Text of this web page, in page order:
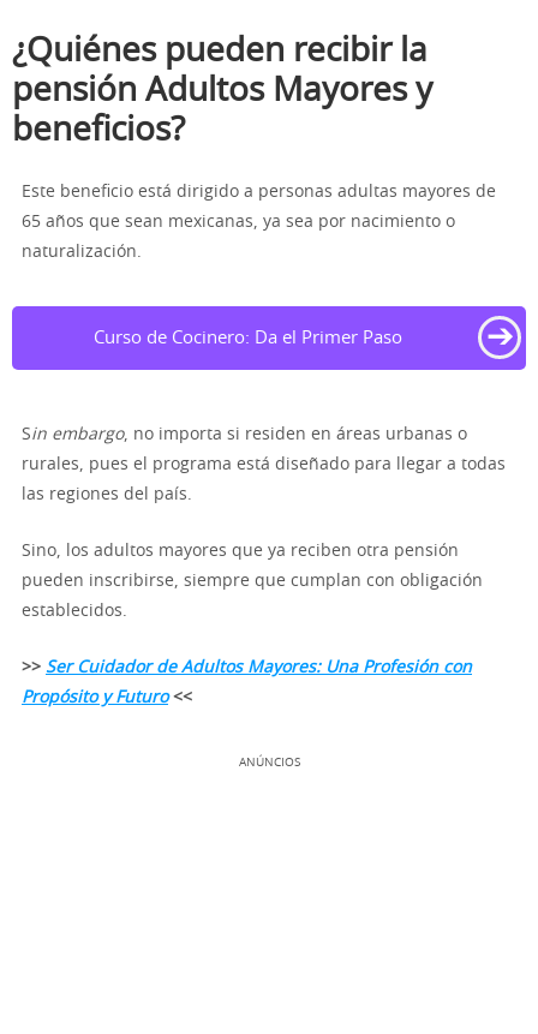
¿Quiénes pueden recibir la
pensión Adultos Mayores y
beneficios?
Este beneficio está dirigido a personas adultas mayores de
65 años que sean mexicanas, ya sea por nacimiento o
naturalización.
Curso de Cocinero: Da el Primer Paso ➔
Sin embargo, no importa si residen en áreas urbanas o
rurales, pues el programa está diseñado para llegar a todas
las regiones del país.
Sino, los adultos mayores que ya reciben otra pensión
pueden inscribirse, siempre que cumplan con obligación
establecidos.
>> Ser Cuidador de Adultos Mayores: Una Profesión con
Propósito y Futuro <<
ANÚNCIOS